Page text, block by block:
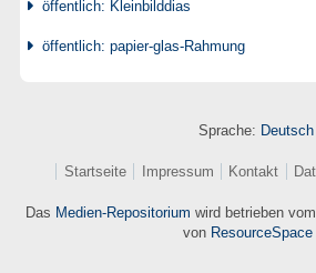
öffentlich: Kleinbilddias
öffentlich: papier-glas-Rahmung
Sprache: Deutsch
Startseite Impressum Kontakt
Das Medien-Repositorium wird betrieben vom
von ResourceSpace